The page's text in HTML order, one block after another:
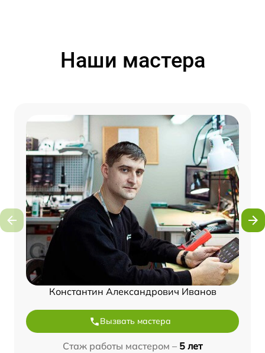
Наши мастера
Константин Александрович Иванов
Вызвать мастера
Стаж работы мастером – 5 лет